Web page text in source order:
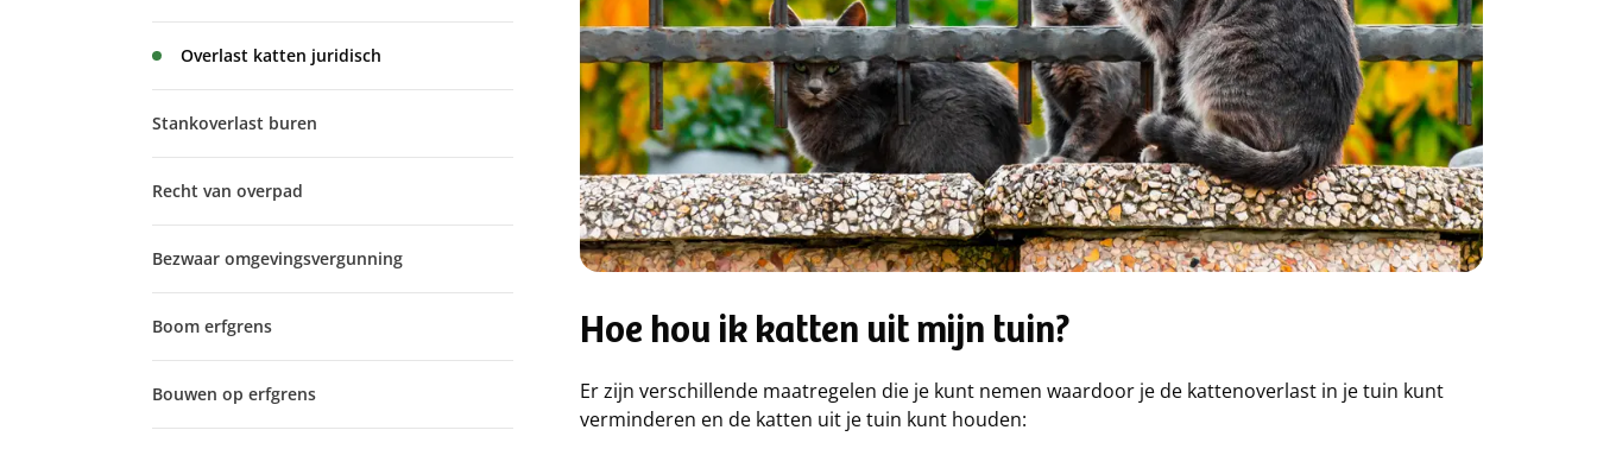
Overlast katten juridisch
Stankoverlast buren
Recht van overpad
Bezwaar omgevingsvergunning
Boom erfgrens
Bouwen op erfgrens
Hoe hou ik katten uit mijn tuin?
Er zijn verschillende maatregelen die je kunt nemen waardoor je de kattenoverlast in je tuin kunt
verminderen en de katten uit je tuin kunt houden: